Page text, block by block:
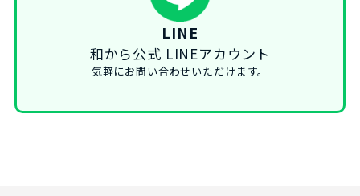
LINE
和から公式 LINEアカウント
気軽にお問い合わせいただけます。